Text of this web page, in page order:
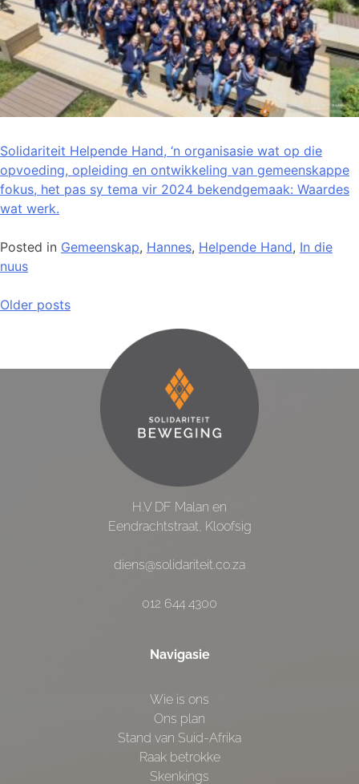
Solidariteit Helpende Hand, ‘n organisasie wat op die
opvoeding, opleiding en ontwikkeling van gemeenskappe
fokus, het pas sy tema vir 2024 bekendgemaak: Waardes
wat werk.
Posted in Gemeenskap, Hannes, Helpende Hand, In die
nuus
Older posts
H.V DF Malan en
Eendrachtstraat, Kloofsig
diens@solidariteit.co.za
012 644 4300
Navigasie
Wie is ons
Ons plan
Stand van Suid-Afrika
Raak betrokke
Skenkings